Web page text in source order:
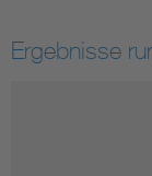
Ergebnisse